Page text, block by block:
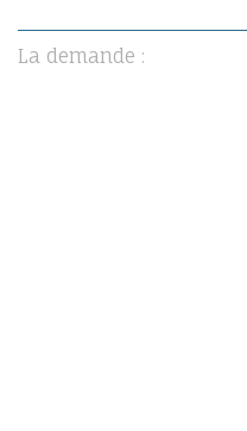
La demande :